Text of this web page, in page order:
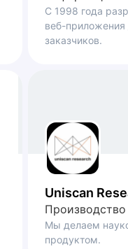
С 1998 года
веб-приложения
заказчиков.
Uniscan
Производство
Мы делаем
продуктом.